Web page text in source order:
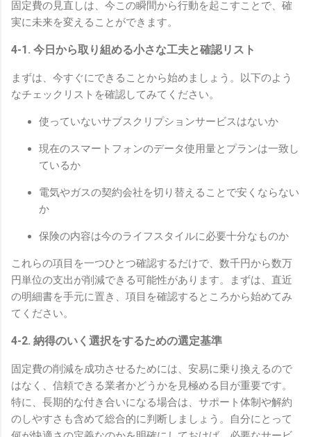
固定費の見直しは、今この瞬間から行動を起こすことで、確
実に未来を変えることができます。
4-1. 今日から取り組める小さな工夫と確認リスト
まずは、今すぐにできることから始めましょう。以下のよう
なチェックリストを確認してみてください。
使っていないサブスクリプションサービスはないか
現在のスマートフォンのデータ使用量とプランは一致し
ているか
電気やガスの契約会社を切り替えることで安くならない
か
保険の内容は今のライフスタイルに必要十分なものか
これらの項目を一つひとつ確認するだけで、数千円から数万
円単位の支出が削減できる可能性があります。まずは、直近
の明細書を手元に置き、項目を確認するところから始めてみ
てください。
4-2. 納得のいく選択をするための選定基準
固定費の削減を成功させるためには、安易に乗り換えるので
はなく、信頼できる業者かどうかを見極める目が重要です。
特に、長期的な付き合いになる場合は、サポート体制や解約
のしやすさも含めて総合的に判断しましょう。自分にとって